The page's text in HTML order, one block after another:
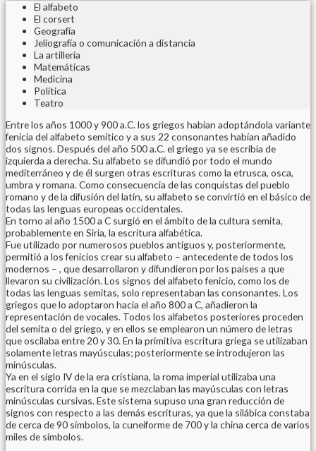
El alfabeto
El corsert
Geografía
Jeliografía o comunicación a distancia
La artillería
Matemáticas
Medicina
Política
Teatro
Entre los años 1000 y 900 a.C. los griegos habían adoptándola variante
fenicia del alfabeto semítico y a sus 22 consonantes habían añadido
dos signos. Después del año 500 a.C. el griego ya se escribía de
izquierda a derecha. Su alfabeto se difundió por todo el mundo
mediterráneo y de él surgen otras escrituras como la etrusca, osca,
umbra y romana. Como consecuencia de las conquistas del pueblo
romano y de la difusión del latín, su alfabeto se convirtió en el básico de
todas las lenguas europeas occidentales.
En torno al año 1500 a C surgió en el ámbito de la cultura semita,
probablemente en Siria, la escritura alfabética.
Fue utilizado por numerosos pueblos antiguos y, posteriormente,
permitió a los fenicios crear su alfabeto – antecedente de todos los
modernos – , que desarrollaron y difundieron por los países a que
llevaron su civilización. Los signos del alfabeto fenicio, como los de
todas las lenguas semitas, solo representaban las consonantes. Los
griegos que lo adoptaron hacia el año 800 a C, añadieron la
representación de vocales. Todos los alfabetos posteriores proceden
del semita o del griego, y en ellos se emplearon un número de letras
que oscilaba entre 20 y 30. En la primitiva escritura griega se utilizaban
solamente letras mayúsculas; posteriormente se introdujeron las
minúsculas.
Ya en el siglo IV de la era cristiana, la roma imperial utilizaba una
escritura corrida en la que se mezclaban las mayúsculas con letras
minúsculas cursivas. Este sistema supuso una gran reducción de
signos con respecto a las demás escrituras, ya que la silábica constaba
de cerca de 90 símbolos, la cuneiforme de 700 y la china cerca de varios
miles de símbolos.